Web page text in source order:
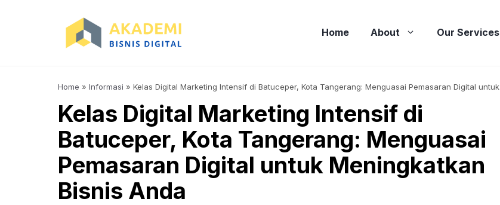
Home About Our Services
Home » Informasi » Kelas Digital Marketing Intensif di Batuceper, Kota Tangerang: Menguasai Pemasaran Digital untuk
Kelas Digital Marketing Intensif di
Batuceper, Kota Tangerang: Menguasai
Pemasaran Digital untuk Meningkatkan
Bisnis Anda